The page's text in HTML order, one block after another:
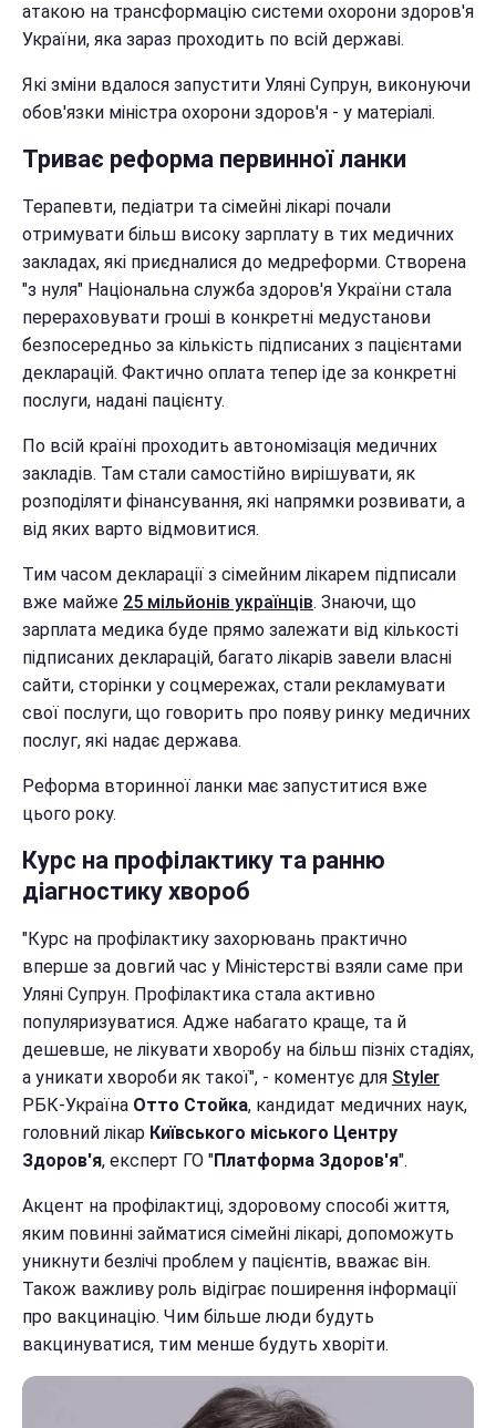
атакою на трансформацію системи охорони здоров'я
України, яка зараз проходить по всій державі.
Які зміни вдалося запустити Уляні Супрун, виконуючи
обов'язки міністра охорони здоров'я - у матеріалі.
Триває реформа первинної ланки
Терапевти, педіатри та сімейні лікарі почали
отримувати більш високу зарплату в тих медичних
закладах, які приєдналися до медреформи. Створена
"з нуля" Національна служба здоров'я України стала
перераховувати гроші в конкретні медустанови
безпосередньо за кількість підписаних з пацієнтами
декларацій. Фактично оплата тепер іде за конкретні
послуги, надані пацієнту.
По всій країні проходить автономізація медичних
закладів. Там стали самостійно вирішувати, як
розподіляти фінансування, які напрямки розвивати, а
від яких варто відмовитися.
Тим часом декларації з сімейним лікарем підписали
вже майже 25 мільйонів українців. Знаючи, що
зарплата медика буде прямо залежати від кількості
підписаних декларацій, багато лікарів завели власні
сайти, сторінки у соцмережах, стали рекламувати
свої послуги, що говорить про появу ринку медичних
послуг, які надає держава.
Реформа вторинної ланки має запуститися вже
цього року.
Курс на профілактику та ранню
діагностику хвороб
"Курс на профілактику захорювань практично
вперше за довгий час у Міністерстві взяли саме при
Уляні Супрун. Профілактика стала активно
популяризуватися. Адже набагато краще, та й
дешевше, не лікувати хворобу на більш пізніх стадіях,
а уникати хвороби як такої", - коментує для Styler
РБК-Україна Отто Стойка, кандидат медичних наук,
головний лікар Київського міського Центру
Здоров'я, експерт ГО "Платформа Здоров'я".
Акцент на профілактиці, здоровому способі життя,
яким повинні займатися сімейні лікарі, допоможуть
уникнути безлічі проблем у пацієнтів, вважає він.
Також важливу роль відіграє поширення інформації
про вакцинацію. Чим більше люди будуть
вакцинуватися, тим менше будуть хворіти.